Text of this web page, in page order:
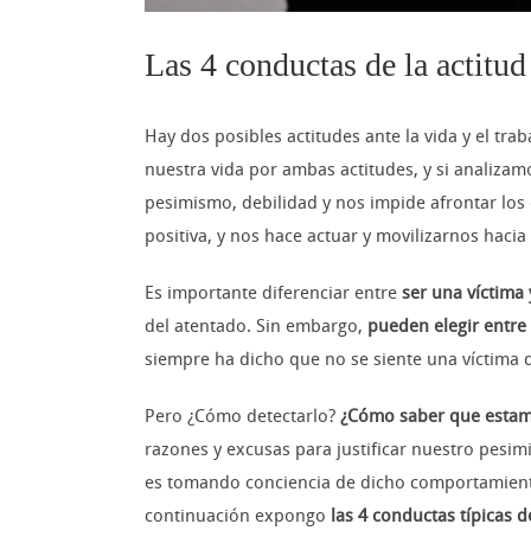
Las 4 conductas de la
Hay dos posibles actitudes ante la vida y el
nuestra vida por ambas actitudes, y si
pesimismo, debilidad y nos impide afrontar
positiva, y nos hace actuar y movilizarnos
Es importante diferenciar entre ser una víctima
del atentado. Sin embargo, pueden elegir
siempre ha dicho que no se siente una víctima
Pero ¿Cómo detectarlo? ¿Cómo saber que
razones y excusas para justificar nuestro
es tomando conciencia de dicho
continuación expongo las 4 conductas típicas